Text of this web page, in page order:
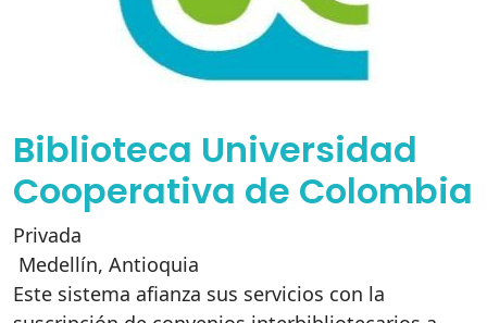
Biblioteca Universidad
Cooperativa de Colombia
Privada
Medellín, Antioquia
Este sistema afianza sus servicios con la